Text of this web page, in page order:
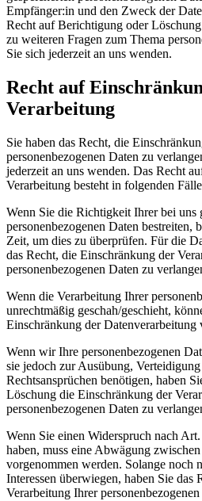
Empfänger:in und den Zweck der
Recht auf Berichtigung oder
zu weiteren Fragen zum Thema
Sie sich jederzeit an uns wenden.
Recht auf
Verarbeitung
Sie haben das Recht, die
personenbezogenen Daten zu
jederzeit an uns wenden. Das Recht
Verarbeitung besteht in folgenden
Wenn Sie die Richtigkeit Ihrer bei uns
personenbezogenen Daten bestreiten,
Zeit, um dies zu überprüfen. Für die
das Recht, die Einschränkung der
personenbezogenen Daten zu
Wenn die Verarbeitung Ihrer
unrechtmäßig geschah/geschieht,
Einschränkung der Datenverarbeitung
Wenn wir Ihre personenbezogenen
sie jedoch zur Ausübung,
Rechtsansprüchen benötigen, haben
Löschung die Einschränkung der
personenbezogenen Daten zu
Wenn Sie einen Widerspruch nach
haben, muss eine Abwägung
vorgenommen werden. Solange noch
Interessen überwiegen, haben Sie das
Verarbeitung Ihrer